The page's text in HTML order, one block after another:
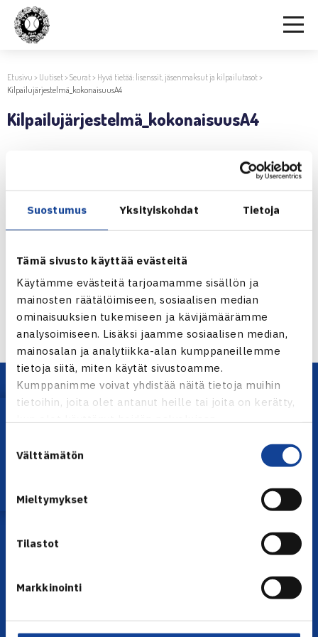
Suostumus Yksityiskohdat Tietoja
Tämä sivusto käyttää evästeitä
Käytämme evästeitä tarjoamamme sisällön ja
mainosten räätälöimiseen, sosiaalisen median
ominaisuuksien tukemiseen ja kävijämäärämme
analysoimiseen. Lisäksi jaamme sosiaalisen median,
mainosalan ja analytiikka-alan kumppaneillemme
tietoja siitä, miten käytät sivustoamme.
Kumppanimme voivat yhdistää näitä tietoja muihin
tietoihin, joita olet antanut heille tai joita on kerätty,
valinta
Välttämätön
Mieltymykset
Tilastot
Markkinointi
Etusivu > Uutiset>Seurat> Hyvä tietää: lisenssit, jäsenmaksut ja kilpailutasot>
Kilpailujärjestelmä_kokonaisuusA4
Kilpailujärjestelmä_kokonaisuusA4
Jaa:
← Edellinen
Lataa OmaTennis!
Puh. 010 574 3959
Muina aikoina olkaa yhteydessä
KAIKKI YHTEYSTIEDOT →